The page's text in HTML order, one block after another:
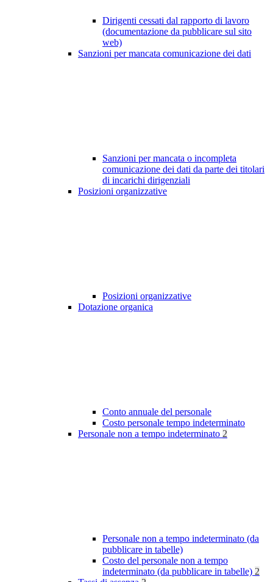
Dirigenti cessati dal rapporto di lavoro
(documentazione da pubblicare sul sito
web)
Sanzioni per mancata comunicazione dei dati
Sanzioni per mancata o incompleta
comunicazione dei dati da parte dei titolari
di incarichi dirigenziali
Posizioni organizzative
Posizioni organizzative
Dotazione organica
Conto annuale del personale
Costo personale tempo indeterminato
Personale non a tempo indeterminato 2
Personale non a tempo indeterminato (da
pubblicare in tabelle)
Costo del personale non a tempo
indeterminato (da pubblicare in tabelle) 2